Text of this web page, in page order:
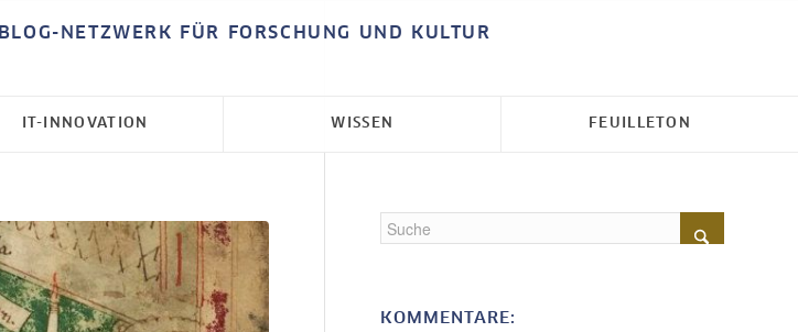
BLOG-NETZWERK FÜR FORSCHUNG UND KULTUR
IT-INNOVATION WISSEN FEUILLETON
KOMMENTARE: